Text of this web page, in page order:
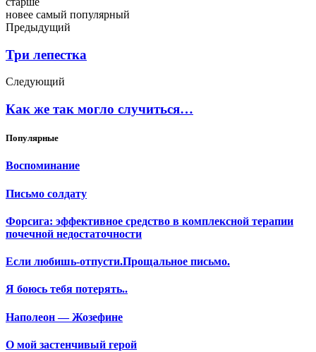
новее самый популярный
Предыдущий
Три лепестка
Следующий
Как же так могло случиться…
Популярные
Воспоминание
Письмо солдату
Форсига: эффективное средство в комплексной терапии
почечной недостаточности
Если любишь-отпусти.Прощальное письмо.
Я боюсь тебя потерять..
Наполеон — Жозефине
О мой застенчивый герой